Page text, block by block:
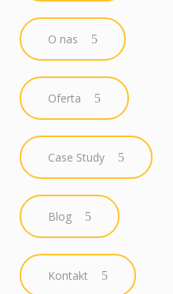
O nas
Oferta
Case Study
Blog
Kontakt